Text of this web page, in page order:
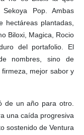
Pop. Ambas
hectáreas plantadas,
Biloxi, Magica, Rocio
del portafolio. El
nombres, sino de
mejor sabor y
de un año para otro.
una caída progresiva
sostenido de Ventura